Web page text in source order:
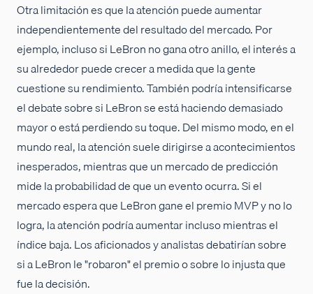
Otra limitación es que la atención puede aumentar
independientemente del resultado del mercado. Por
ejemplo, incluso si LeBron no gana otro anillo, el interés a
su alrededor puede crecer a medida que la gente
cuestione su rendimiento. También podría intensificarse
el debate sobre si LeBron se está haciendo demasiado
mayor o está perdiendo su toque. Del mismo modo, en el
mundo real, la atención suele dirigirse a acontecimientos
inesperados, mientras que un mercado de predicción
mide la probabilidad de que un evento ocurra. Si el
mercado espera que LeBron gane el premio MVP y no lo
logra, la atención podría aumentar incluso mientras el
índice baja. Los aficionados y analistas debatirían sobre
si a LeBron le "robaron" el premio o sobre lo injusta que
fue la decisión.